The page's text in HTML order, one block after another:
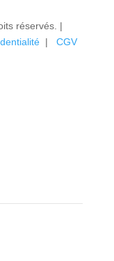
réservés. |
|CGV